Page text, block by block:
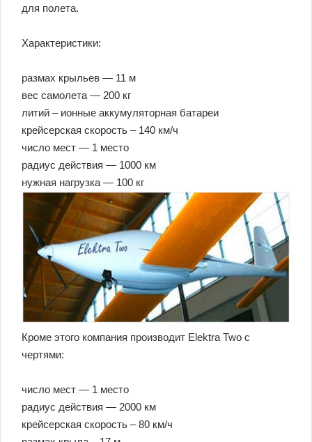
для полета.
Характеристики:
размах крыльев — 11 м
вес самолета — 200 кг
литий – ионные аккумуляторная батареи
крейсерская скорость – 140 км/ч
число мест — 1 место
радиус действия — 1000 км
нужная нагрузка — 100 кг
Кроме этого компания производит Elektra Two с
чертями:
число мест — 1 место
радиус действия — 2000 км
крейсерская скорость – 80 км/ч